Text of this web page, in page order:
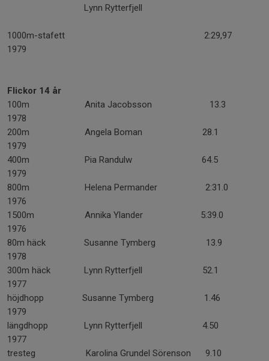
Lynn Rytterfjell
1000m-stafett 2:29,97
1979
Flickor 14 år
100m Anita Jacobsson 13.3
1978
200m Angela Boman 28.1
1979
400m Pia Randulw 64.5
1979
800m Helena Permander 2:31.0
1976
1500m Annika Ylander 5:39.0
1976
80m häck Susanne Tymberg 13.9
1978
300m häck Lynn Rytterfjell 52.1
1977
höjdhopp Susanne Tymberg 1.46
1979
längdhopp Lynn Rytterfjell 4.50
1977
tresteg Karolina Grundel Sörenson 9.10